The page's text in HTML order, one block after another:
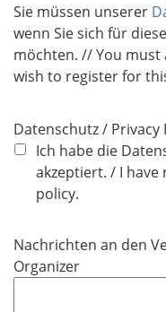
f
e
l
d
Sie müssen unserer
wenn Sie sich für
möchten. // You must
wish to register for
Datenschutz / Privacy
Ich habe die
akzeptiert. / I have
policy.
Nachrichten an den
Organizer